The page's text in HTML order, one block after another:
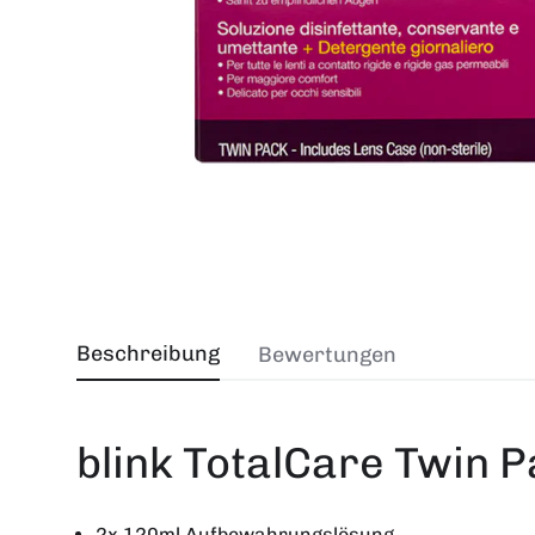
Beschreibung
blink TotalCare Twin
Bewertungen